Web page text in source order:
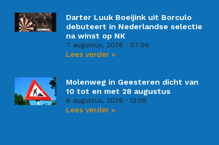
Darter Luuk Boeijink uit Borculo
debuteert in Nederlandse selectie
na winst op NK
7 augustus, 2026 07:56
Lees verder »
Molenweg in Geesteren dicht van
10 tot en met 28 augustus
6 augustus, 2026 13:08
Lees verder »